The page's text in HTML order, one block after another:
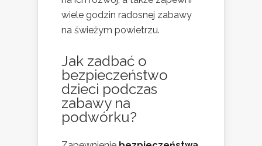
wiele godzin radosnej zabawy
na świeżym powietrzu.
Jak zadbać o
bezpieczeństwo
dzieci podczas
zabawy na
podwórku?